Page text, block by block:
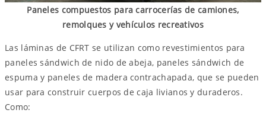
Paneles compuestos para carrocerías de camiones,
remolques y vehículos recreativos
Las láminas de CFRT se utilizan como revestimientos para
paneles sándwich de nido de abeja, paneles sándwich de
espuma y paneles de madera contrachapada, que se pueden
usar para construir cuerpos de caja livianos y duraderos.
Como: